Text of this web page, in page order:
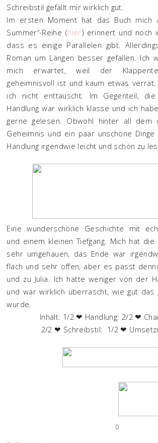
Schreibstil gefällt mir wirklich gut.
Im ersten Moment hat das Buch mich
Summer“-Reihe (hier) erinnert und noch
dass es einige Parallelen gibt.
Roman um Längen besser gefallen. Ich
mich erwartet, weil der
geheimnisvoll ist und kaum etwas
ich nicht enttäuscht. Im Gegenteil,
Handlung war wirklich klasse und ich
gerne gelesen. Obwohl hinter all dem
Geheimnis und ein paar unschöne
Handlung irgendwie leicht und schön zu
Eine wunderschöne Geschichte mit
und einem kleinen Tiefgang. Mich hat die
sehr umgehauen, das Ende war
flach und sehr offen, aber es passt
und zu Julia. Ich hatte weniger von der
und war wirklich überrascht, wie gut das
wurde.
Inhalt: 1/2 ❤ Handlung: 2/2 ❤
2/2 ❤ Schreibstil: 1/2 ❤
0